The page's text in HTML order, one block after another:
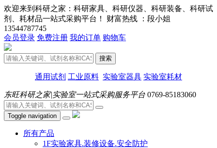
欢迎来到科研之家：科研家具、科研仪器、科研装备、科研试
剂、耗材品一站式采购平台！ 财富热线 ：段小姐
13544787745
会员登录 免费注册 我的订单 购物车
搜索
通用试剂 工业原料 实验室器具 实验室耗材
东旺科研之家|实验室一站式采购服务平台 0769-85183060
Toggle navigation
所有产品
1F实验家具.装修设备.安全防护